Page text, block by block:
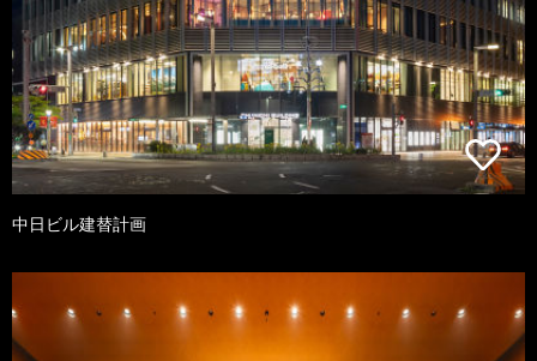
中日ビル建替計画